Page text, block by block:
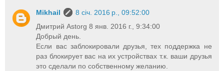
Mikhail
8 січ. 2016 р., 09:52:00
Дмитрий Astorg 8 янв. 2016 г., 9:34:00
Добрый день.
Если вас заблокировали друзья, тех поддержка не
раз блокирует вас на их устройствах т.к. ваши друзья
это сделали по собственному желанию.